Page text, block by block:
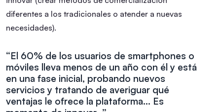
diferentes a los tradicionales o atender a nuevas
necesidades).
“El 60% de los usuarios de smartphones o
móviles lleva menos de un año con él y está
en una fase inicial, probando nuevos
servicios y tratando de averiguar qué
ventajas le ofrece la plataforma… Es